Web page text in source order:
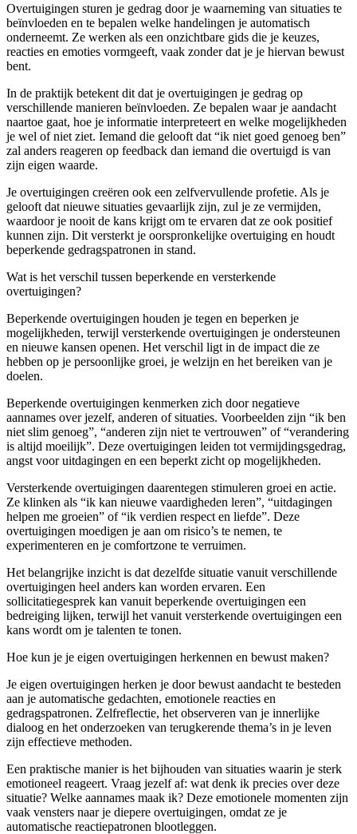
Overtuigingen sturen je gedrag door je waarneming van situaties te
beïnvloeden en te bepalen welke handelingen je automatisch
onderneemt. Ze werken als een onzichtbare gids die je keuzes,
reacties en emoties vormgeeft, vaak zonder dat je je hiervan bewust
bent.
In de praktijk betekent dit dat je overtuigingen je gedrag op
verschillende manieren beïnvloeden. Ze bepalen waar je aandacht
naartoe gaat, hoe je informatie interpreteert en welke mogelijkheden
je wel of niet ziet. Iemand die gelooft dat “ik niet goed genoeg ben”
zal anders reageren op feedback dan iemand die overtuigd is van
zijn eigen waarde.
Je overtuigingen creëren ook een zelfvervullende profetie. Als je
gelooft dat nieuwe situaties gevaarlijk zijn, zul je ze vermijden,
waardoor je nooit de kans krijgt om te ervaren dat ze ook positief
kunnen zijn. Dit versterkt je oorspronkelijke overtuiging en houdt
beperkende gedragspatronen in stand.
Wat is het verschil tussen beperkende en versterkende
overtuigingen?
Beperkende overtuigingen houden je tegen en beperken je
mogelijkheden, terwijl versterkende overtuigingen je ondersteunen
en nieuwe kansen openen. Het verschil ligt in de impact die ze
hebben op je persoonlijke groei, je welzijn en het bereiken van je
doelen.
Beperkende overtuigingen kenmerken zich door negatieve
aannames over jezelf, anderen of situaties. Voorbeelden zijn “ik ben
niet slim genoeg”, “anderen zijn niet te vertrouwen” of “verandering
is altijd moeilijk”. Deze overtuigingen leiden tot vermijdingsgedrag,
angst voor uitdagingen en een beperkt zicht op mogelijkheden.
Versterkende overtuigingen daarentegen stimuleren groei en actie.
Ze klinken als “ik kan nieuwe vaardigheden leren”, “uitdagingen
helpen me groeien” of “ik verdien respect en liefde”. Deze
overtuigingen moedigen je aan om risico’s te nemen, te
experimenteren en je comfortzone te verruimen.
Het belangrijke inzicht is dat dezelfde situatie vanuit verschillende
overtuigingen heel anders kan worden ervaren. Een
sollicitatiegesprek kan vanuit beperkende overtuigingen een
bedreiging lijken, terwijl het vanuit versterkende overtuigingen een
kans wordt om je talenten te tonen.
Hoe kun je je eigen overtuigingen herkennen en bewust maken?
Je eigen overtuigingen herken je door bewust aandacht te besteden
aan je automatische gedachten, emotionele reacties en
gedragspatronen. Zelfreflectie, het observeren van je innerlijke
dialoog en het onderzoeken van terugkerende thema’s in je leven
zijn effectieve methoden.
Een praktische manier is het bijhouden van situaties waarin je sterk
emotioneel reageert. Vraag jezelf af: wat denk ik precies over deze
situatie? Welke aannames maak ik? Deze emotionele momenten zijn
vaak vensters naar je diepere overtuigingen, omdat ze je
automatische reactiepatronen blootleggen.